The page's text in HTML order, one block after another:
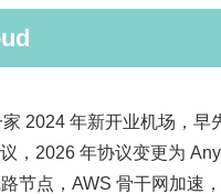
2024 年新开业机场，早
，2026 年协议变更为
节点，AWS 骨干网加速